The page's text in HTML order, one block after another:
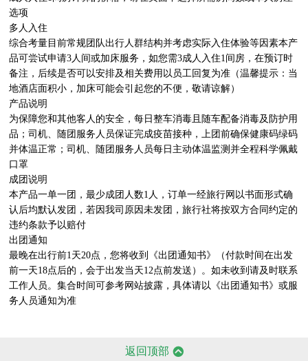
选项
多人入住
综合考量目前常规团队出行人群结构并考虑实际入住体验等因素本产
品可尝试申请3人间或加床服务，如您需3成人入住1间房，在预订时
备注，后续是否可以安排及相关费用以员工回复为准（温馨提示：当
地酒店面积小，加床可能会引起您的不便，敬请谅解）
产品说明
为保障您和其他客人的安全，每日整车消毒且随车配备消毒及防护用
品；司机、随团服务人员保证完成疫苗接种，上团前确保健康码绿码
并体温正常；司机、随团服务人员每日主动体温监测并全程科学佩戴
口罩
成团说明
本产品一单一团，最少成团人数1人，订单一经旅行网以书面形式确
认后均默认发团，若因我司原因未发团，旅行社将按双方合同约定的
违约条款予以赔付
出团通知
最晚在出行前1天20点，您将收到《出团通知书》（付款时间在出发
前一天18点后的，会于出发当天12点前发送）。如未收到请及时联系
工作人员。集合时间可参考网站披露，具体请以《出团通知书》或服
务人员通知为准
返回顶部